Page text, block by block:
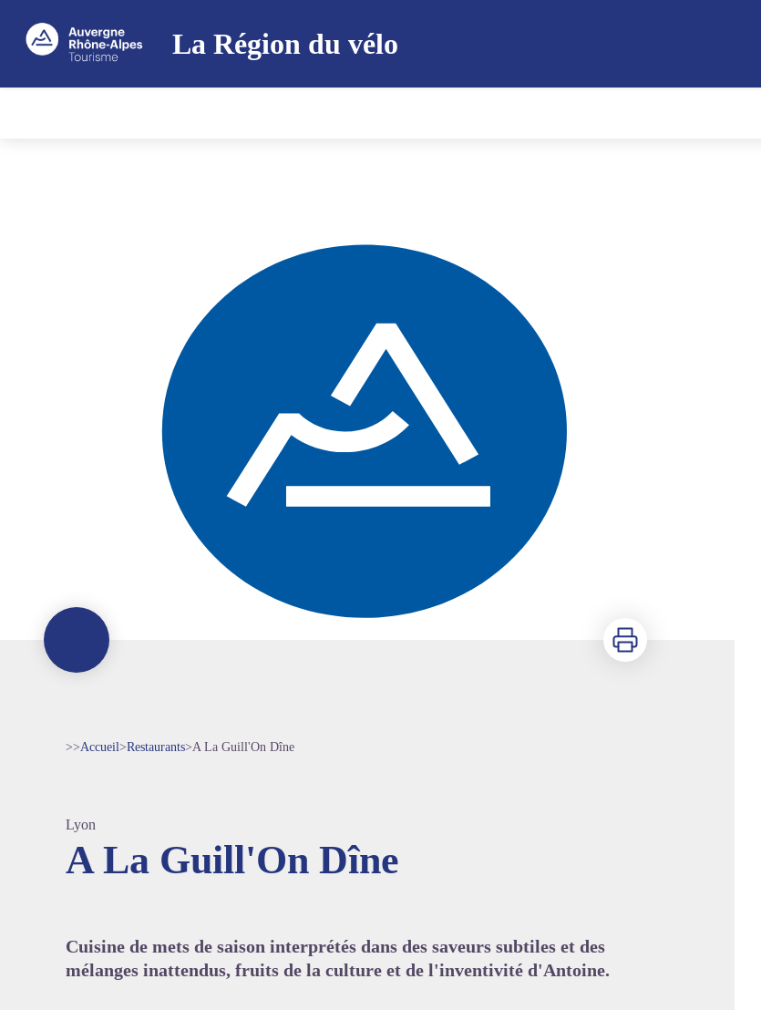
La Région du vélo
Imprimer
>>Accueil>Restaurants>A La Guill'On Dîne
Lyon
A La Guill'On Dîne
Cuisine de mets de saison interprétés dans des saveurs subtiles et des
mélanges inattendus, fruits de la culture et de l'inventivité d'Antoine.